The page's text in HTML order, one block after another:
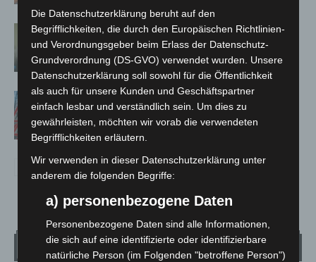
Cyberkriminalität in Niedersachsen
bleibt auf hohem Niveau
A2 bei Hannover: Vollsperrung
Richtung Berlin startet am 31. Juli
Wetter
Die Datenschutzerklärung beruht auf den
Begrifflichkeiten, die durch den Europäischen Richtlinien-
und Verordnungsgeber beim Erlass der Datenschutz-
Grundverordnung (DS-GVO) verwendet wurden. Unsere
Datenschutzerklärung soll sowohl für die Öffentlichkeit
als auch für unsere Kunden und Geschäftspartner
einfach lesbar und verständlich sein. Um dies zu
gewährleisten, möchten wir vorab die verwendeten
Begrifflichkeiten erläutern.
Wir verwenden in dieser Datenschutzerklärung unter
anderem die folgenden Begriffe:
a) personenbezogene Daten
Personenbezogene Daten sind alle Informationen,
die sich auf eine identifizierte oder identifizierbare
natürliche Person (im Folgenden "betroffene Person")